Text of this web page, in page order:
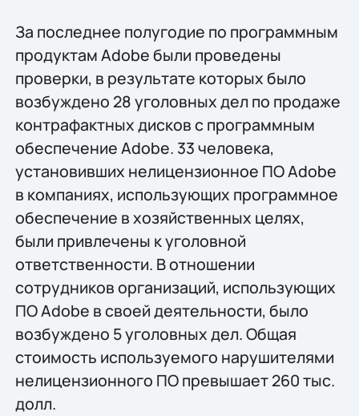
За последнее полугодие по программным
продуктам Adobe были проведены
проверки, в результате которых было
возбуждено 28 уголовных дел по продаже
контрафактных дисков с программным
обеспечение Adobe. 33 человека,
установивших нелицензионное ПО Adobe
в компаниях, использующих программное
обеспечение в хозяйственных целях,
были привлечены к уголовной
ответственности. В отношении
сотрудников организаций, использующих
ПО Adobe в своей деятельности, было
возбуждено 5 уголовных дел. Общая
стоимость используемого нарушителями
нелицензионного ПО превышает 260 тыс.
долл.